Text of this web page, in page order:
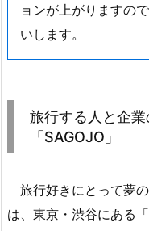
ョンが上がりますの
いします。
旅行する人と企
「SAGOJO」
旅行好きにとって夢
は、東京・渋谷にある「